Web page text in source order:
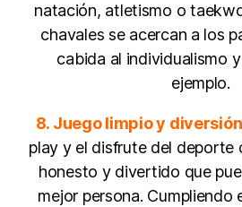
natación, atletismo o
chavales se acercan a los
cabida al individualismo
ejemplo.
8. Juego limpio y
play y el disfrute del deporte
honesto y divertido que
mejor persona. Cumpliendo